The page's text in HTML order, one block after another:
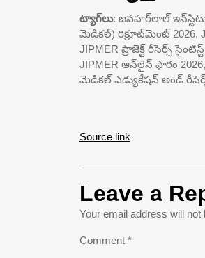
ట్యాగ్‌లు: జవహర్‌లాల్
మెడికల్) రిక్రూట్‌మెంట్ 2026,
JIPMER ప్రాజెక్ట్ రీసెర్చ్
JIPMER ఆన్‌లైన్ ఫారం
మెడికల్ ఎడ్యుకేషన్ అండ్
Source link
Leave a
Your email address will not
Comment *